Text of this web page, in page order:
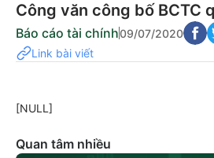
Công văn công bố BCTC
Báo cáo tài chính09/07/2020
Link bài viết
[NULL]
Quan tâm nhiều